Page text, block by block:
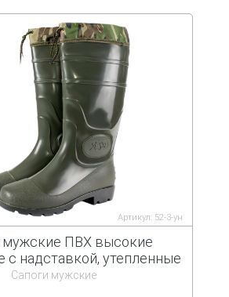
Артикул: 52-3-ун
мужские ПВХ высокие
с надставкой, утепленные
Сапоги мужские